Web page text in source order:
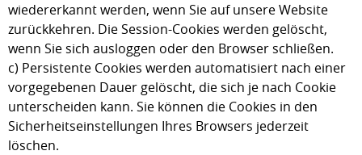
wiedererkannt werden, wenn Sie auf unsere Website
zurückkehren. Die Session-Cookies werden gelöscht,
wenn Sie sich ausloggen oder den Browser schließen.
c) Persistente Cookies werden automatisiert nach einer
vorgegebenen Dauer gelöscht, die sich je nach Cookie
unterscheiden kann. Sie können die Cookies in den
Sicherheitseinstellungen Ihres Browsers jederzeit
löschen.